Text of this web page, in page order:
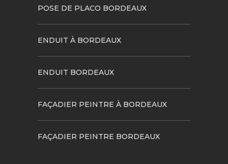
POSE DE PLACO BORDEAUX
ENDUIT À BORDEAUX
ENDUIT BORDEAUX
FAÇADIER PEINTRE À BORDEAUX
FAÇADIER PEINTRE BORDEAUX